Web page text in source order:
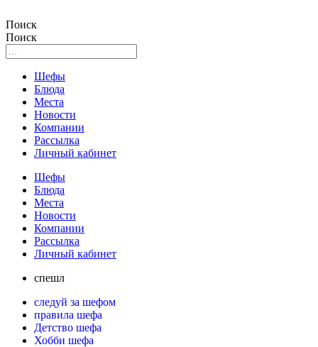
Поиск
Поиск
Шефы
Блюда
Места
Новости
Компании
Рассылка
Личный кабинет
Шефы
Блюда
Места
Новости
Компании
Рассылка
Личный кабинет
спешл
следуй за шефом
правила шефа
Детство шефа
Хобби шефа